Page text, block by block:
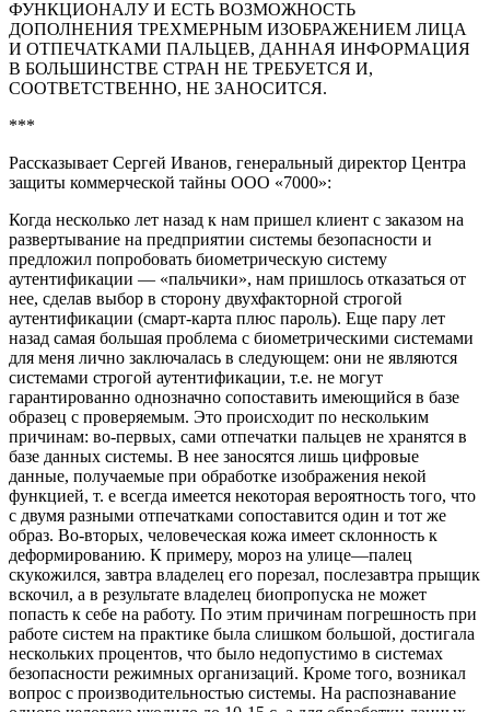
ФУНКЦИОНАЛУ И ЕСТЬ ВОЗМОЖНОСТЬ
ДОПОЛНЕНИЯ ТРЕХМЕРНЫМ ИЗОБРАЖЕНИЕМ ЛИЦА
И ОТПЕЧАТКАМИ ПАЛЬЦЕВ, ДАННАЯ ИНФОРМАЦИЯ
В БОЛЬШИНСТВЕ СТРАН НЕ ТРЕБУЕТСЯ И,
СООТВЕТСТВЕННО, НЕ ЗАНОСИТСЯ.
***
Рассказывает Сергей Иванов, генеральный директор Центра
защиты коммерческой тайны ООО «7000»:
Когда несколько лет назад к нам пришел клиент с заказом на
развертывание на предприятии системы безопасности и
предложил попробовать биометрическую систему
аутентификации — «пальчики», нам пришлось отказаться от
нее, сделав выбор в сторону двухфакторной строгой
аутентификации (смарт-карта плюс пароль). Еще пару лет
назад самая большая проблема с биометрическими системами
для меня лично заключалась в следующем: они не являются
системами строгой аутентификации, т.е. не могут
гарантированно однозначно сопоставить имеющийся в базе
образец с проверяемым. Это происходит по нескольким
причинам: во-первых, сами отпечатки пальцев не хранятся в
базе данных системы. В нее заносятся лишь цифровые
данные, получаемые при обработке изображения некой
функцией, т. е всегда имеется некоторая вероятность того, что
с двумя разными отпечатками сопоставится один и тот же
образ. Во-вторых, человеческая кожа имеет склонность к
деформированию. К примеру, мороз на улице—палец
скукожился, завтра владелец его порезал, послезавтра прыщик
вскочил, а в результате владелец биопропуска не может
попасть к себе на работу. По этим причинам погрешность при
работе систем на практике была слишком большой, достигала
нескольких процентов, что было недопустимо в системах
безопасности режимных организаций. Кроме того, возникал
вопрос с производительностью системы. На распознавание